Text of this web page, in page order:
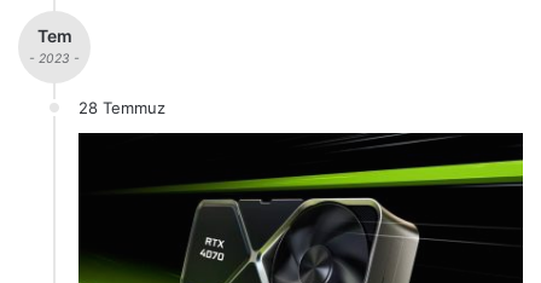
Tem
- 2023 -
28 Temmuz